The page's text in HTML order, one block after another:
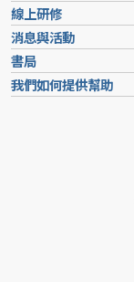
線上研修
消息與活動
書局
我們如何提供幫助